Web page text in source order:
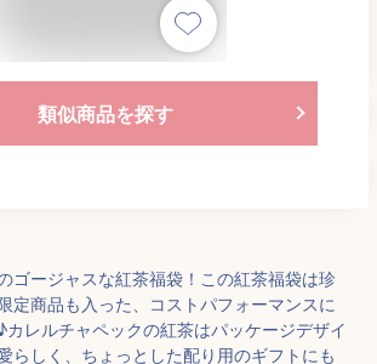
類似商品を探す
ゴージャスな紅茶福袋！この紅茶福袋は珍
定商品も入った、コストパフォーマンスに
レルチャペックの紅茶はパッケージデザイ
らしく、ちょっとした配り用のギフトにも